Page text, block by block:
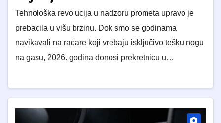
Tehnološka revolucija u nadzoru prometa upravo je
prebacila u višu brzinu. Dok smo se godinama
navikavali na radare koji vrebaju isključivo tešku nogu
na gasu, 2026. godina donosi prekretnicu u…